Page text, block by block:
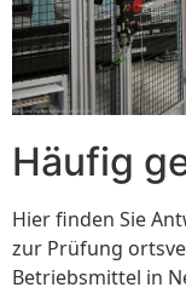
Häufig
Hier finden Sie
zur Prüfung
Betriebsmittel in